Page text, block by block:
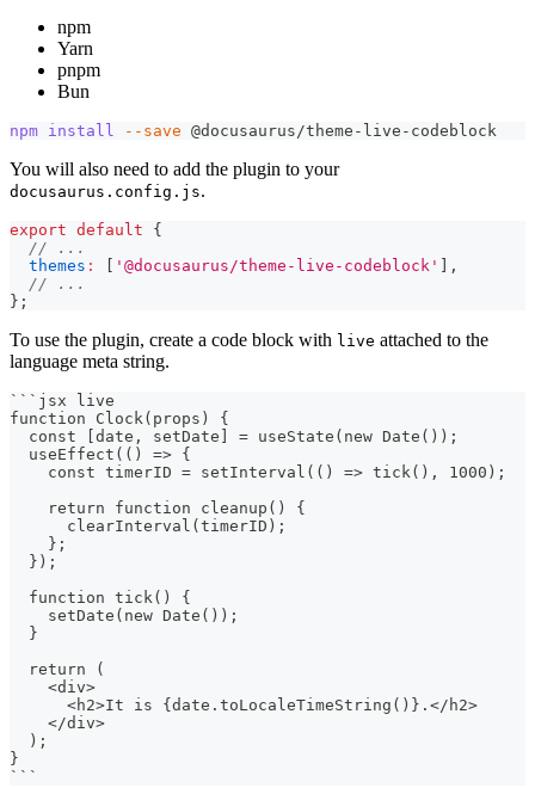
npm
Yarn
pnpm
Bun
npm install --save @docusaurus/theme-live-codeblock
You will also need to add the plugin to your
docusaurus.config.js.
export default
{
// ...
themes : '@docusaurus/theme-live-codeblock'
,
// ...
} ;
To use the plugin, create a code block with live attached to the
language meta string.
``` jsx live
function Clock(props) {
  const [date, setDate] = useState(new Date());
  useEffect(() => {
    const timerID = setInterval(() => tick(), 1000);
    return function cleanup() {
      clearInterval(timerID);
    };
  });
  function tick() {
    setDate(new Date());
  }
  return (
    <div>
      <h2>It is {date.toLocaleTimeString()}.</h2>
    </div>
  );
}
```